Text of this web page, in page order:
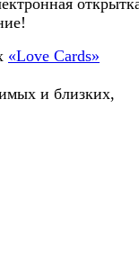
«Love Cards»
и близких,